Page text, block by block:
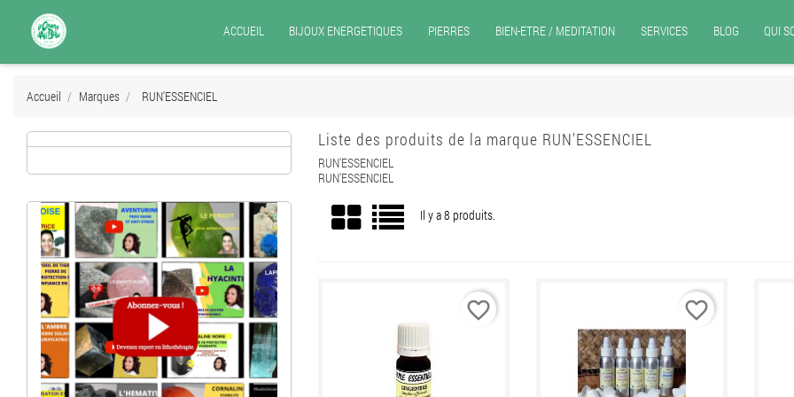
ACCUEIL BIJOUX ENERGETIQUES PIERRES BIEN-ETRE / MEDITATION SERVICES BLOG QUI
Accueil Marques RUN'ESSENCIEL
Liste des produits de la marque RUN'ESSENCIEL
RUN'ESSENCIEL
RUN'ESSENCIEL
Il y a 8 produits.
favorite_border favorite_border